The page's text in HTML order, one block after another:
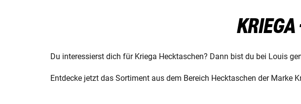
KRIEGA
Du interessierst dich für Kriega Hecktaschen? Dann bist du bei Louis
Entdecke jetzt das Sortiment aus dem Bereich Hecktaschen der Marke